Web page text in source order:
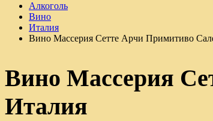
Алкоголь
Вино
Италия
Вино Массерия Сетте Арчи Примитиво
Вино Массерия
Италия